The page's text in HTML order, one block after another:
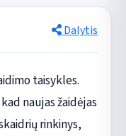
Dalytis
taisykles.
naujas žaidėjas
rinkinys,